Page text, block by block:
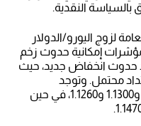
بالسياسة النقدية.
لزوج اليورو/الدولار
إمكانية حدوث زخم
حدوث انخفاض جديد، حيث
محتمل. وتوجد
مستويات الدعم الرئيسية عند 1.1345 و1.1300 و1.1260، في حين